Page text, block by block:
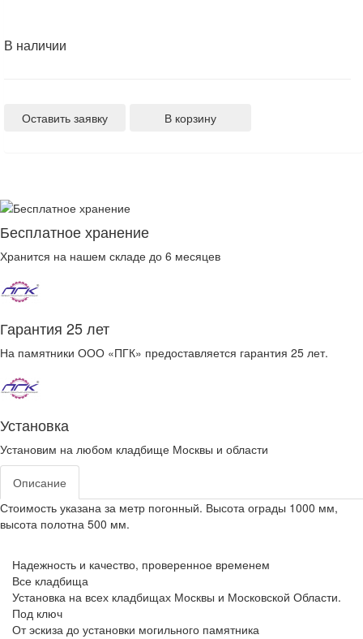
В наличии
Оставить заявку В корзину
Бесплатное хранение
Хранится на нашем складе до 6 месяцев
Гарантия 25 лет
На памятники ООО «ПГК» предоставляется гарантия 25 лет.
Установка
Установим на любом кладбище Москвы и области
Описание
Стоимость указана за метр погонный. Высота ограды 1000 мм,
высота полотна 500 мм.
Надежность и качество, проверенное временем
Все кладбища
Установка на всех кладбищах Москвы и Московской Области.
Под ключ
От эскиза до установки могильного памятника